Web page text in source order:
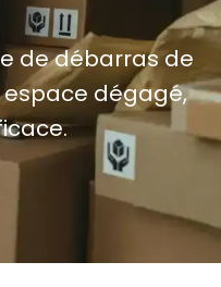
de débarras de
dégagé,